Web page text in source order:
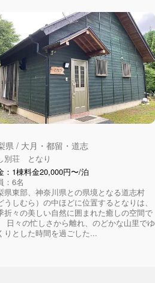
県 / 大月・都留・道志
別荘 となり
：1棟料金20,000円〜/泊
：6名
県東部、神奈川県との県境となる道志村
うしむら）の中ほどに位置するとなりは、
折々の美しい自然に囲まれた癒しの空間で
日々の忙しさから離れ、のどかな山里でゆ
りとした時間を過ごした...